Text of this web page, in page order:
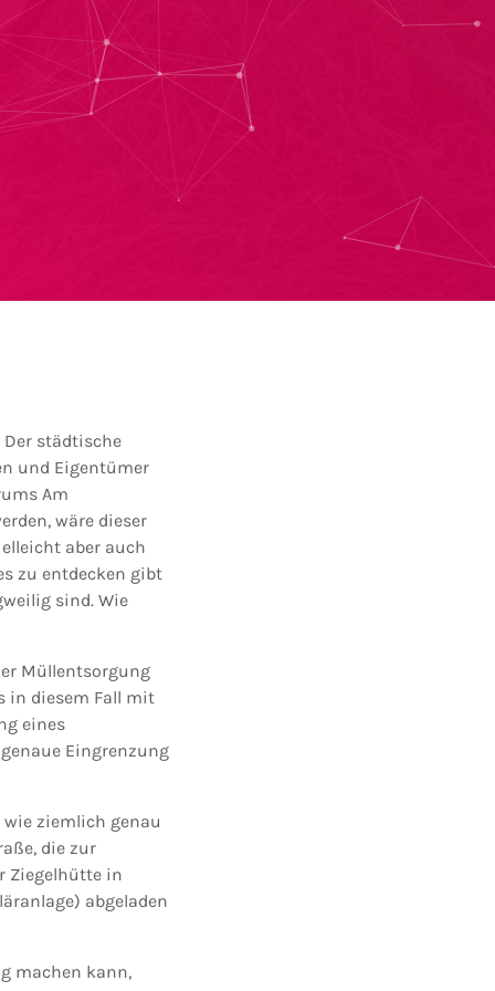
städtische
und Eigentümer
Am
wäre dieser
aber auch
zu entdecken gibt
sind. Wie
Müllentsorgung
in diesem Fall mit
eines
Eingrenzung
wie ziemlich genau
die zur
Ziegelhütte in
abgeladen
machen kann,